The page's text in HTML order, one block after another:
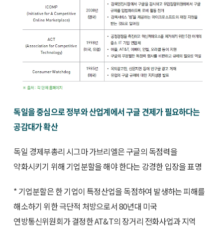
독일을 중심으로 정부와 산업계에서 구글 견제가 필요하다는
공감대가 확산
독일 경제부총리 시그마 가브리엘은 구글의 독점력을
약화시키기 위해 기업분할을 해야 한다는 강경한 입장을 표명
* 기업분할은 한 기업이 특정산업을 독점하여 발생하는 피해를
해소하기 위한 극단적 처방으로서 80년대 미국
연방통신위원회가 결정한 AT&T의 장거리 전화사업과 지역